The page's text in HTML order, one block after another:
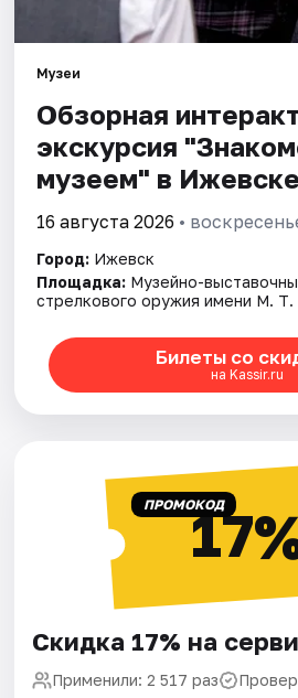
Музеи
Обзорная
экскурсия
музеем" в Ижевске
16 августа 2026 •
Город: Ижевск
Площадка: Музейно-
стрелкового оружия имени М. Т.
Билеты со
на Kassir.ru
ПРОМОКОД
Скидка 17% на
Применили: 2 517 раз